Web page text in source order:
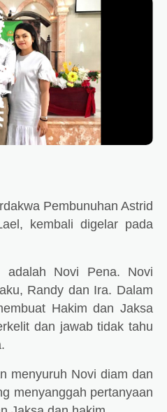
Pembunuhan Astrid
kembali digelar pada
adalah Novi Pena. Novi
Randy dan Ira. Dalam
Hakim dan Jaksa
dan jawab tidak tahu
menyuruh Novi diam dan
menyanggah pertanyaan